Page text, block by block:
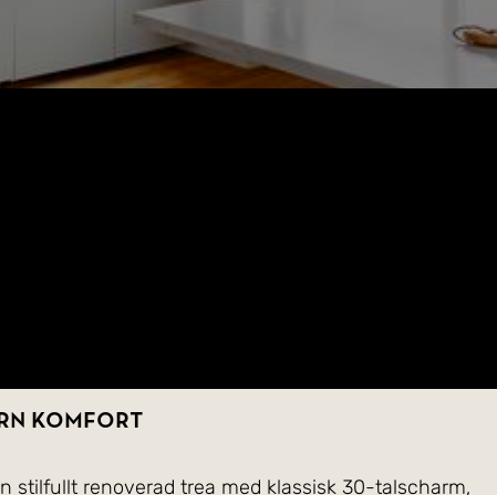
komfort
stilfullt renoverad trea med klassisk 30-talscharm,